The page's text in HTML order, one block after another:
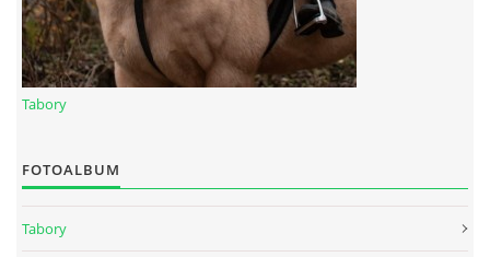
NABÍZÍME BRIGÁDU U NÁS VE STÁJI. PRO BLIŽŠÍ INFO
VOLEJTE 604265192
DĚKUJEME ZA PODPORU ČESKÉ UNIÍ SPORTU
JARNÍ BRIGÁDA 20.4 2024
Tabory
FOTOALBUM
Tabory